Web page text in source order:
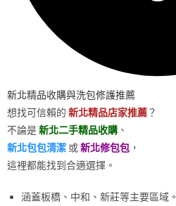
新北精品收購與洗包修護推薦
想找可信賴的 新北精品店家推薦？
不論是新北二手精品收購 、
新北包包清潔 或 新北修包包 ，
這裡都能找到合適選擇。
涵蓋板橋、中和、新莊等主要區域。